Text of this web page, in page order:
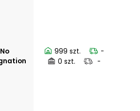
No
999 szt.
-
0 szt.
-